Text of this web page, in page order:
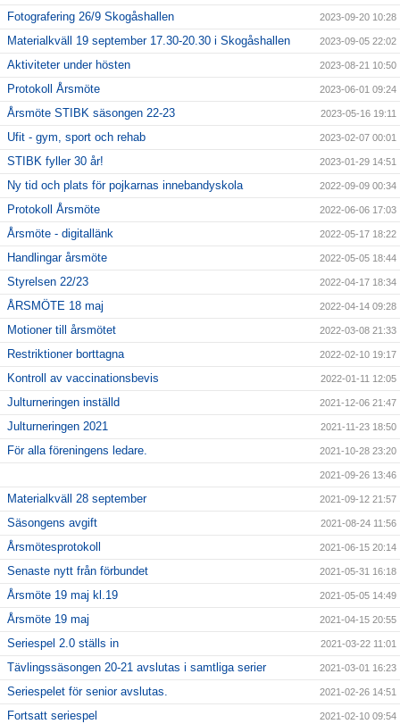
Fotografering 26/9 Skogåshallen 2023-09-20 10:28
Materialkväll 19 september 17.30-20.30 i Skogåshallen 2023-09-05 22:02
Aktiviteter under hösten 2023-08-21 10:50
Protokoll Årsmöte 2023-06-01 09:24
Årsmöte STIBK säsongen 22-23 2023-05-16 19:11
Ufit - gym, sport och rehab 2023-02-07 00:01
STIBK fyller 30 år! 2023-01-29 14:51
Ny tid och plats för pojkarnas innebandyskola 2022-09-09 00:34
Protokoll Årsmöte 2022-06-06 17:03
Årsmöte - digitallänk 2022-05-17 18:22
Handlingar årsmöte 2022-05-05 18:44
Styrelsen 22/23 2022-04-17 18:34
ÅRSMÖTE 18 maj 2022-04-14 09:28
Motioner till årsmötet 2022-03-08 21:33
Restriktioner borttagna 2022-02-10 19:17
Kontroll av vaccinationsbevis 2022-01-11 12:05
Julturneringen inställd 2021-12-06 21:47
Julturneringen 2021 2021-11-23 18:50
För alla föreningens ledare. 2021-10-28 23:20
2021-09-26 13:46
Materialkväll 28 september 2021-09-12 21:57
Säsongens avgift 2021-08-24 11:56
Årsmötesprotokoll 2021-06-15 20:14
Senaste nytt från förbundet 2021-05-31 16:18
Årsmöte 19 maj kl.19 2021-05-05 14:49
Årsmöte 19 maj 2021-04-15 20:55
Seriespel 2.0 ställs in 2021-03-22 11:01
Tävlingssäsongen 20-21 avslutas i samtliga serier 2021-03-01 16:23
Seriespelet för senior avslutas. 2021-02-26 14:51
Fortsatt seriespel 2021-02-10 09:54